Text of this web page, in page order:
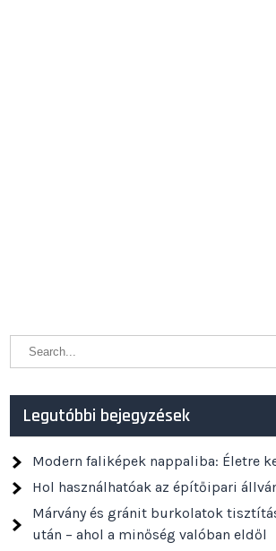
Legutóbbi bejegyzések
Modern faliképek nappaliba: Életre
Hol használhatóak az építőipari
Márvány és gránit burkolatok
után – ahol a minőség valóban eldől